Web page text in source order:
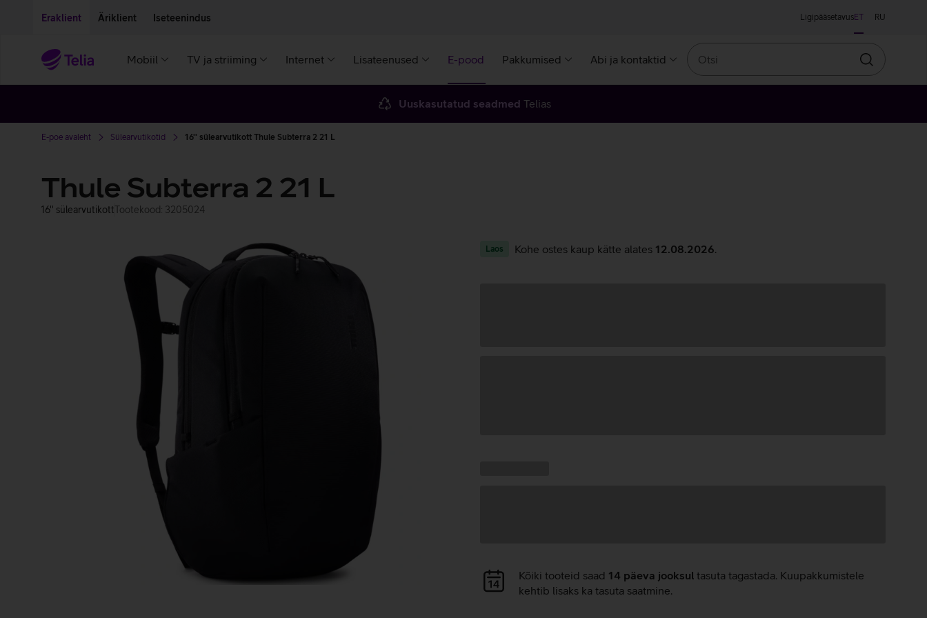
Eraklient Äriklient Iseteenindus LigipääsetavusET RU
Mobiil TV ja striiming Internet Lisateenused E-pood Pakkumised Abi ja kontaktid
Otsin
Uuskasutatud seadmed Telias
E-poe avaleht Sülearvutikotid 16'' sülearvutikott Thule Subterra 2 21 L
Thule Subterra 2 21 L
16'' sülearvutikottTootekood: 3205024
Laos Kohe ostes kaup kätte alates 12.08.2026
Andmete
laadimine
Kõiki tooteid saad 14 päeva jooksul tasuta tagastada. Kuupakkumistele
kehtib lisaks ka tasuta saatmine.